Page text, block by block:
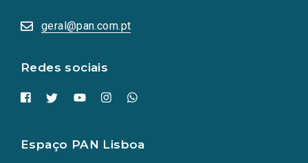
geral@pan.com.pt
Redes sociais
numa
nova
Espaço PAN Lisboa